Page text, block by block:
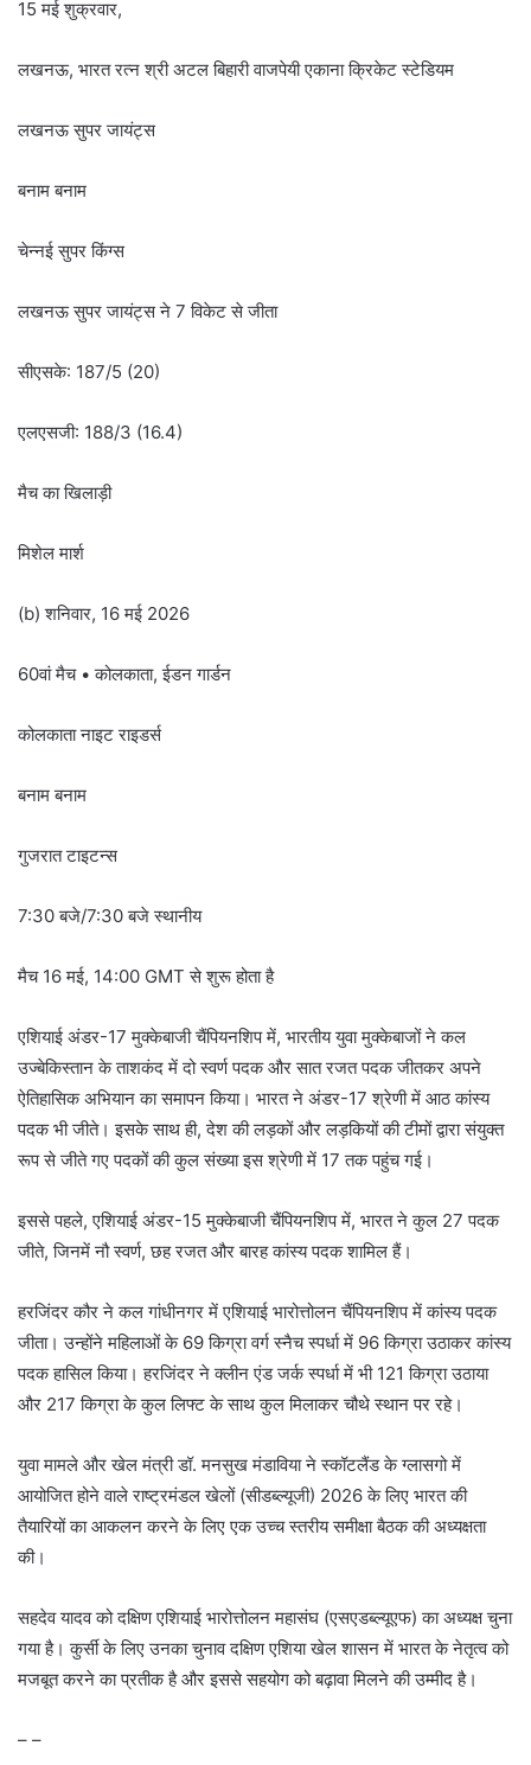
15 मई शुक्रवार,
लखनऊ, भारत रत्न श्री अटल बिहारी वाजपेयी एकाना क्रिकेट स्टेडियम
लखनऊ सुपर जायंट्स
बनाम बनाम
चेन्नई सुपर किंग्स
लखनऊ सुपर जायंट्स ने 7 विकेट से जीता
सीएसके: 187/5 (20)
एलएसजी: 188/3 (16.4)
मैच का खिलाड़ी
मिशेल मार्श
(b) शनिवार, 16 मई 2026
60वां मैच • कोलकाता, ईडन गार्डन
कोलकाता नाइट राइडर्स
बनाम बनाम
गुजरात टाइटन्स
7:30 बजे/7:30 बजे स्थानीय
मैच 16 मई, 14:00 GMT से शुरू होता है
एशियाई अंडर-17 मुक्केबाजी चैंपियनशिप में, भारतीय युवा मुक्केबाजों ने कल
उज्बेकिस्तान के ताशकंद में दो स्वर्ण पदक और सात रजत पदक जीतकर अपने
ऐतिहासिक अभियान का समापन किया। भारत ने अंडर-17 श्रेणी में आठ कांस्य
पदक भी जीते। इसके साथ ही, देश की लड़कों और लड़कियों की टीमों द्वारा संयुक्त
रूप से जीते गए पदकों की कुल संख्या इस श्रेणी में 17 तक पहुंच गई।
इससे पहले, एशियाई अंडर-15 मुक्केबाजी चैंपियनशिप में, भारत ने कुल 27 पदक
जीते, जिनमें नौ स्वर्ण, छह रजत और बारह कांस्य पदक शामिल हैं।
हरजिंदर कौर ने कल गांधीनगर में एशियाई भारोत्तोलन चैंपियनशिप में कांस्य पदक
जीता। उन्होंने महिलाओं के 69 किग्रा वर्ग स्नैच स्पर्धा में 96 किग्रा उठाकर कांस्य
पदक हासिल किया। हरजिंदर ने क्लीन एंड जर्क स्पर्धा में भी 121 किग्रा उठाया
और 217 किग्रा के कुल लिफ्ट के साथ कुल मिलाकर चौथे स्थान पर रहे।
युवा मामले और खेल मंत्री डॉ. मनसुख मंडाविया ने स्कॉटलैंड के ग्लासगो में
आयोजित होने वाले राष्ट्रमंडल खेलों (सीडब्ल्यूजी) 2026 के लिए भारत की
तैयारियों का आकलन करने के लिए एक उच्च स्तरीय समीक्षा बैठक की अध्यक्षता
की।
सहदेव यादव को दक्षिण एशियाई भारोत्तोलन महासंघ (एसएडब्ल्यूएफ) का अध्यक्ष चुना
गया है। कुर्सी के लिए उनका चुनाव दक्षिण एशिया खेल शासन में भारत के नेतृत्व को
मजबूत करने का प्रतीक है और इससे सहयोग को बढ़ावा मिलने की उम्मीद है।
– –